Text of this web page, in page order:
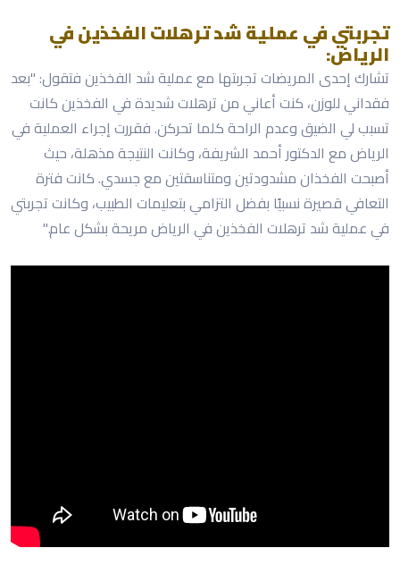
تجربتي في عملية شد ترهلات الفخذين في
الرياض:
تشارك إحدى المريضات تجربتها مع عملية شد الفخذين فتقول: "بعد
فقداني للوزن، كنت أعاني من ترهلات شديدة في الفخذين كانت
تسبب لي الضيق وعدم الراحة كلما تحركن. فقررت إجراء العملية في
الرياض مع الدكتور أحمد الشريفة، وكانت النتيجة مذهلة، حيث
أصبحت الفخذان مشدودتين ومتناسقتين مع جسدي. كانت فترة
التعافي قصيرة نسبيًا بفضل التزامي بتعليمات الطبيب، وكانت تجربتي
في عملية شد ترهلات الفخذين في الرياض مريحة بشكل عام."